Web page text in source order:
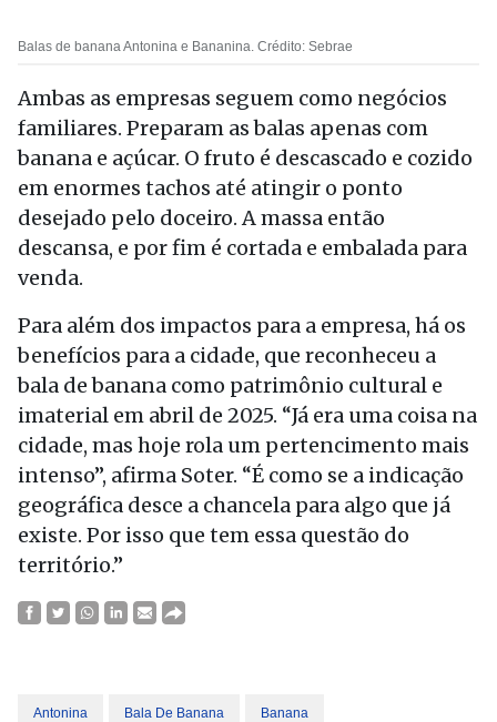
Balas de banana Antonina e Bananina. Crédito: Sebrae
Ambas as empresas seguem como negócios
familiares. Preparam as balas apenas com
banana e açúcar. O fruto é descascado e cozido
em enormes tachos até atingir o ponto
desejado pelo doceiro. A massa então
descansa, e por fim é cortada e embalada para
venda.
Para além dos impactos para a empresa, há os
benefícios para a cidade, que reconheceu a
bala de banana como patrimônio cultural e
imaterial em abril de 2025. “Já era uma coisa na
cidade, mas hoje rola um pertencimento mais
intenso”, afirma Soter. “É como se a indicação
geográfica desce a chancela para algo que já
existe. Por isso que tem essa questão do
território.”
Antonina Bala De Banana Banana